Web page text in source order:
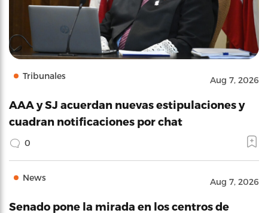
Tribunales Aug 7, 2026
AAA y SJ acuerdan nuevas estipulaciones y
cuadran notificaciones por chat
0
News Aug 7, 2026
Senado pone la mirada en los centros de